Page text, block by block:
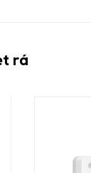
rá